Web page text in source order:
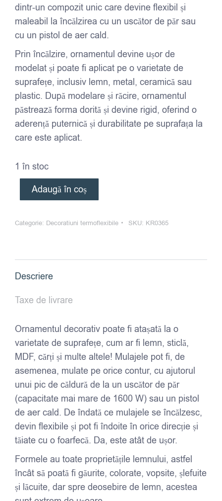
dintr-un compozit unic care devine flexibil și
maleabil la încălzirea cu un uscător de păr sau
cu un pistol de aer cald.
Prin încălzire, ornamentul devine ușor de
modelat și poate fi aplicat pe o varietate de
suprafețe, inclusiv lemn, metal, ceramică sau
plastic. După modelare și răcire, ornamentul
păstrează forma dorită și devine rigid, oferind o
aderență puternică și durabilitate pe suprafața la
care este aplicat.
1 în stoc
Adaugă în coș
Categorie: Decoratiuni termoflexibile SKU: KR0365
Descriere
Taxe de livrare
Ornamentul decorativ poate fi atașată la o
varietate de suprafețe, cum ar fi lemn, sticlă,
MDF, cărți și multe altele! Mulajele pot fi, de
asemenea, mulate pe orice contur, cu ajutorul
unui pic de căldură de la un uscător de păr
(capacitate mai mare de 1600 W) sau un pistol
de aer cald. De îndată ce mulajele se încălzesc,
devin flexibile și pot fi îndoite în orice direcție și
tăiate cu o foarfecă. Da, este atât de ușor.
Formele au toate proprietățile lemnului, astfel
încât să poată fi găurite, colorate, vopsite, șlefuite
și lăcuite, dar spre deosebire de lemn, acestea